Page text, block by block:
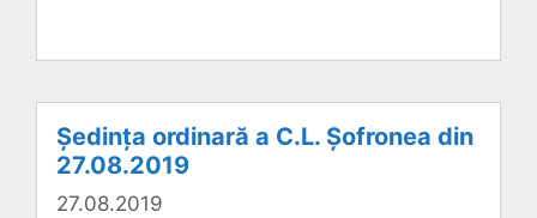
Ședința ordinară a C.L. Șofronea din
27.08.2019
27.08.2019